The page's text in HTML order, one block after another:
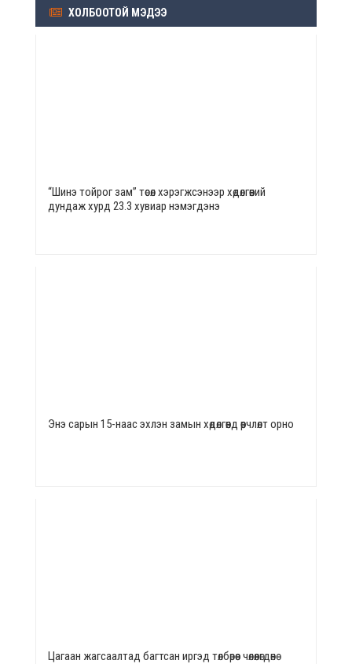
ХОЛБООТОЙ МЭДЭЭ
“Шинэ тойрог зам” төсөл хэрэгжсэнээр хөдөлгөөний
дундаж хурд 23.3 хувиар нэмэгдэнэ
Энэ сарын 15-наас эхлэн замын хөдөлгөөнд өөрчлөлт орно
Цагаан жагсаалтад багтсан иргэд төлбөрөөс чөлөөлөгдөнө